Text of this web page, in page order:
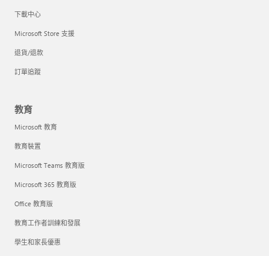
下載中心
Microsoft Store 支援
退貨/退款
訂單追蹤
教育
Microsoft 教育
教育裝置
Microsoft Teams 教育版
Microsoft 365 教育版
Office 教育版
教育工作者訓練和發展
學生和家長優惠